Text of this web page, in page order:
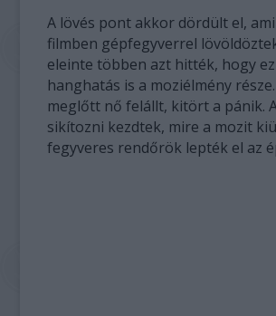
A lövés pont akkor dördült el,
filmben gépfegyverrel
eleinte többen azt hitték, hogy
hanghatás is a moziélmény
meglőtt nő felállt, kitört a pánik.
sikítozni kezdtek, mire a mozit
fegyveres rendőrök lepték el az